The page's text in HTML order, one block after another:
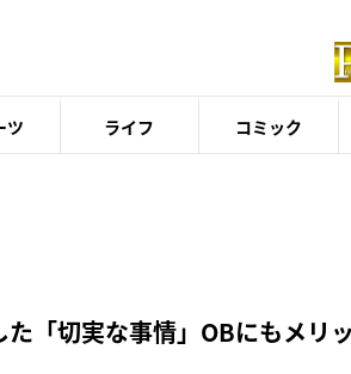
ツ ライフ コミック
「切実な事情」OBにもメリ